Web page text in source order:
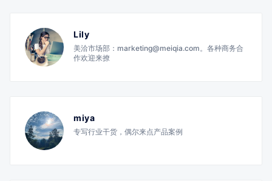
Lily
美洽市场部：marketing@meiqia.com。各种商务合
作欢迎来撩
miya
专写行业干货，偶尔来点产品案例